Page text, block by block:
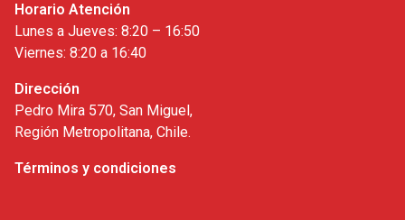
Horario Atención
Lunes a Jueves: 8:20 – 16:50
Viernes: 8:20 a 16:40
Dirección
Pedro Mira 570, San Miguel,
Región Metropolitana, Chile.
Términos y condiciones